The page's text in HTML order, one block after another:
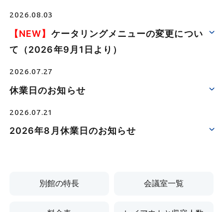
2026.08.03
【NEW】 ケータリングメニューの変更につい
て（2026年9月1日より）
2026.07.27
休業日のお知らせ
2026.07.21
2026年8月休業日のお知らせ
別館の特長 会議室一覧